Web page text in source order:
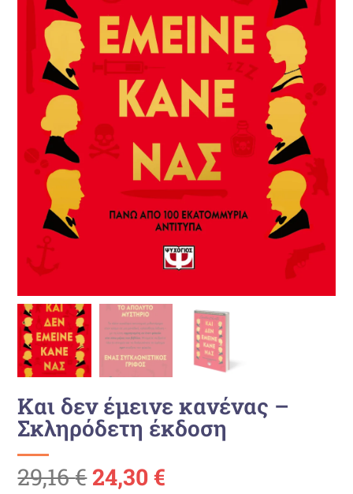
Και δεν έμεινε κανένας –
Σκληρόδετη έκδοση
29,16€Ursprünglicher
24,30€